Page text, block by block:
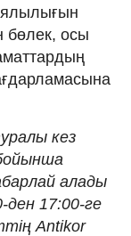
бөлек, осы
кез
алады
ден 17:00-ге
Antikor